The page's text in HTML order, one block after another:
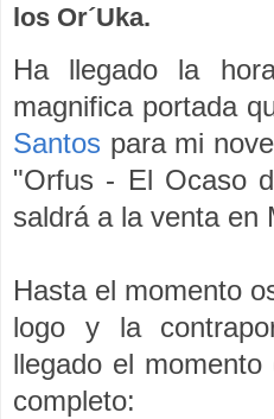
los Or´Uka.
Ha llegado la
magnifica portada
Santos para mi
"Orfus - El Ocaso
saldrá a la venta en
Hasta el momento
logo y la
llegado el
completo: